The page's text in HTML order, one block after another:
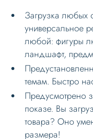
Загрузка любых
универсальное
любой: фигуры
ландшафт,
темам. Быстро
Предусмотрено
показе. Вы
товара? Оно
размера!